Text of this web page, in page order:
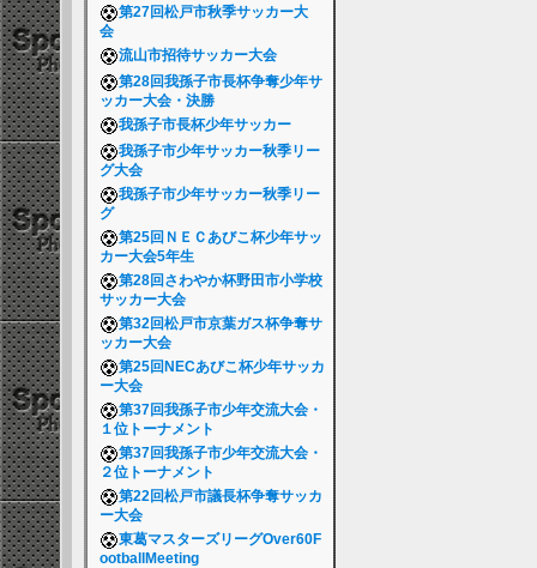
第27回松戸市秋季サッカー大
会
流山市招待サッカー大会
第28回我孫子市長杯争奪少年サ
ッカー大会・決勝
我孫子市長杯少年サッカー
我孫子市少年サッカー秋季リー
グ大会
我孫子市少年サッカー秋季リー
グ
第25回ＮＥＣあびこ杯少年サッ
カー大会5年生
第28回さわやか杯野田市小学校
サッカー大会
第32回松戸市京葉ガス杯争奪サ
ッカー大会
第25回NECあびこ杯少年サッカ
ー大会
第37回我孫子市少年交流大会・
１位トーナメント
第37回我孫子市少年交流大会・
２位トーナメント
第22回松戸市議長杯争奪サッカ
ー大会
東葛マスターズリーグOver60F
ootballMeeting